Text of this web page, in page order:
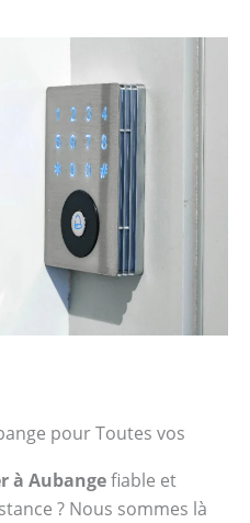
pour Toutes vos
à Aubangefiable et
? Nous sommes là